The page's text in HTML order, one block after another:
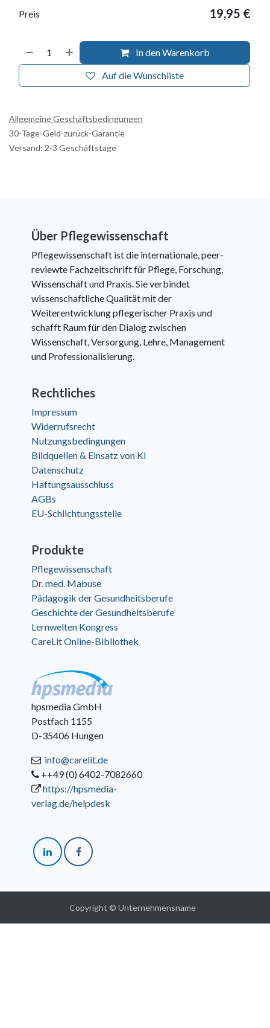
In den Warenkorb
Auf die Wunschliste
Preis 19,95 €
Allgemeine Geschäftsbedingungen
30-Tage-Geld-zurück-Garantie
Versand: 2-3 Geschäftstage
Über Pflegewissenschaft
Pflegewissenschaft ist die internationale, peer-
reviewte Fachzeitschrift für Pflege, Forschung,
Wissenschaft und Praxis. Sie verbindet
wissenschaftliche Qualität mit der
Weiterentwicklung pflegerischer Praxis und
schafft Raum für den Dialog zwischen
Wissenschaft, Versorgung, Lehre, Management
und Professionalisierung.
Rechtliches
Impressum
Widerrufsrecht
Nutzungsbedingungen
Bildquellen & Einsatz von KI
Datenschutz
Haftungsausschluss
AGBs
EU-Schlichtungsstelle
Produkte
Pflegewissenschaft
Dr. med. Mabuse
Pädagogik der Gesundheitsberufe
Geschichte der Gesundheitsberufe
Lernwelten Kongress
CareLit Online-Bibliothek
hpsmedia GmbH
Postfach 1155
D-35406 Hungen
info@carelit.de
++49 (0) 6402-7082660
https://hpsmedia-
verlag.de/helpdesk
Copyright © Unternehmensname